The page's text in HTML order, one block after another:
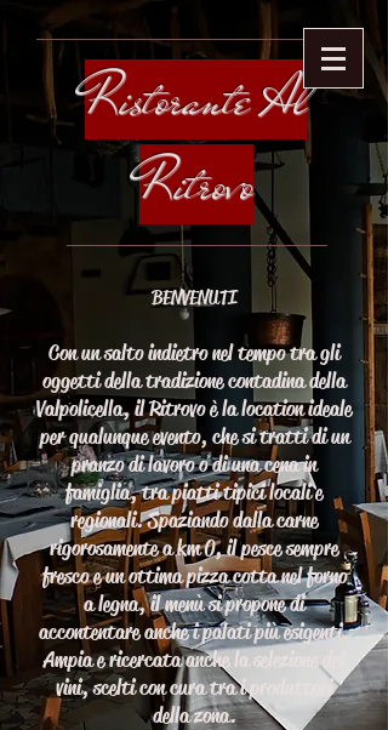
RistoranteAl
Ritrovo
BENVENUTI
Con un salto indietro nel tempo tra gli
oggetti della tradizione contadina della
Valpolicella, il Ritrovo è la location ideale
per qualunque evento, che si tratti di un
pranzo di lavoro o di una cena in
famiglia, tra piatti tipici locali e
regionali. Spaziando dalla carne
rigorosamente a km 0, il pesce sempre
fresco e un ottima pizza cotta nel forno
a legna, il menù si propone di
accontentare anche i palati più esigenti.
Ampia e ricercata anche la selezione dei
vini, scelti con cura tra i produttori
della zona.